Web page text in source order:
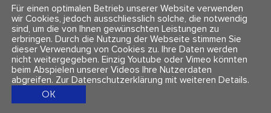
+41 (0)44 218 80 80
info@polarity.ch
Kontakt & Info
Newsletter
Impressum & Datenschutz
AGBs
Folge uns
Für einen optimalen Betrieb unserer Website verwenden
wir Cookies, jedoch ausschliesslich solche, die notwendig
sind, um die von Ihnen gewünschten Leistungen zu
erbringen. Durch die Nutzung der Webseite stimmen Sie
dieser Verwendung von Cookies zu. Ihre Daten werden
nicht weitergegeben. Einzig Youtube oder Vimeo könnten
beim Abspielen unserer Videos Ihre Nutzerdaten
abgreifen. Zur Datenschutzerklärung mit weiteren Details.
OK